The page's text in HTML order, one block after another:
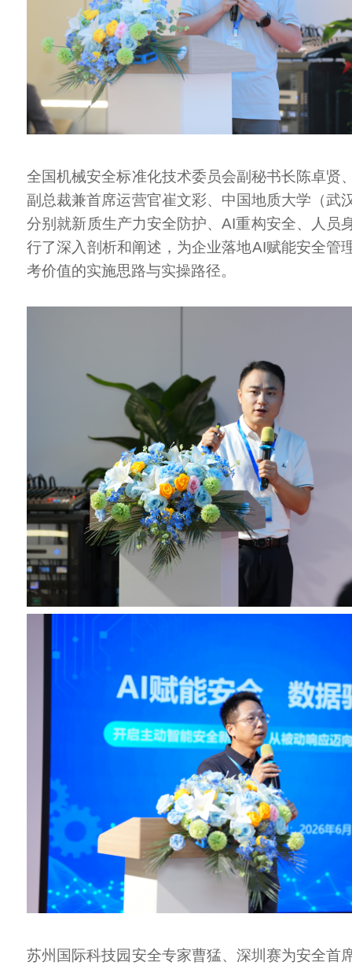
全国机械安全标准化技术委员会副秘书长陈卓贤
副总裁兼首席运营官崔文彩、中国地质大学（武
分别就新质生产力安全防护、AI重构安全、人员
行了深入剖析和阐述，为企业落地AI赋能安全管
考价值的实施思路与实操路径。
苏州国际科技园安全专家曹猛、深圳赛为安全首